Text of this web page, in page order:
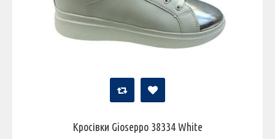
Кросівки Gioseppo 38334 White